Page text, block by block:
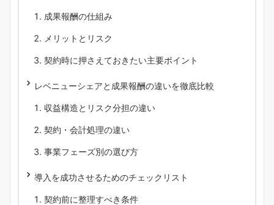
成果報酬の仕組み
メリットとリスク
契約時に押さえておきたい主要ポイント
レベニューシェアと成果報酬の違いを徹底比較
収益構造とリスク分担の違い
契約・会計処理の違い
事業フェーズ別の選び方
導入を成功させるためのチェックリスト
契約前に整理すべき条件